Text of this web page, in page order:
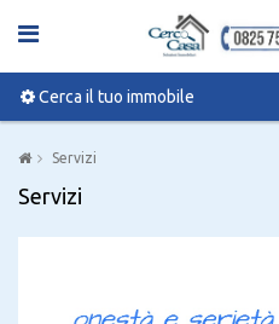
Cerca il tuo immobile
Servizi
Servizi